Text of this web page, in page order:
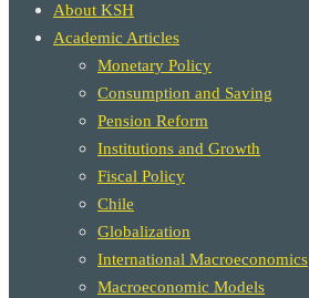
About KSH
Academic Articles
Monetary Policy
Consumption and Saving
Pension Reform
Institutions and Growth
Fiscal Policy
Chile
Globalization
International Macroeconomics
Macroeconomic Models